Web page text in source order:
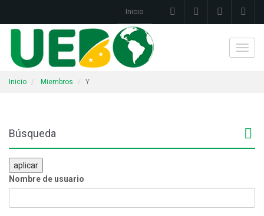
Inicio
Inicio Miembros Y
Búsqueda
aplicar
Nombre de usuario